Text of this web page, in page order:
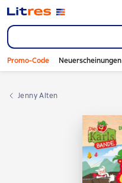
Promo-Code Neuerscheinungen
Jenny Alten